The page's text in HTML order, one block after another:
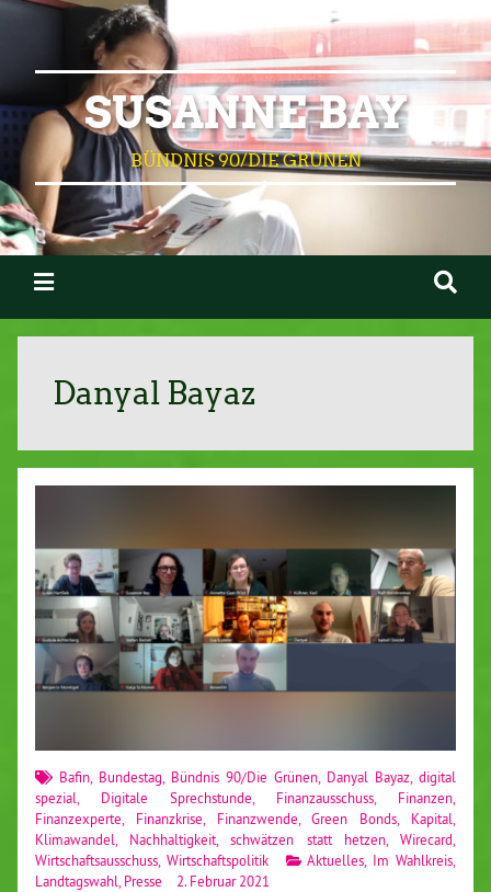
SUSANNE BAY
BÜNDNIS 90/DIE GRÜNEN
Danyal Bayaz
Bafin, Bundestag, Bündnis 90/Die Grünen, Danyal Bayaz, digital
spezial, Digitale Sprechstunde, Finanzausschuss, Finanzen,
Finanzexperte, Finanzkrise, Finanzwende,Green Bonds, Kapital,
Klimawandel, Nachhaltigkeit,schwätzen statt hetzen,Wirecard,
Wirtschaftsausschuss, Wirtschaftspolitik Aktuelles, Im Wahlkreis,
Landtagswahl,Presse 2. Februar 2021